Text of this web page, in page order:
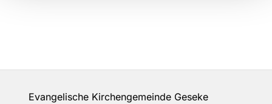
Evangelische Kirchengemeinde Geseke